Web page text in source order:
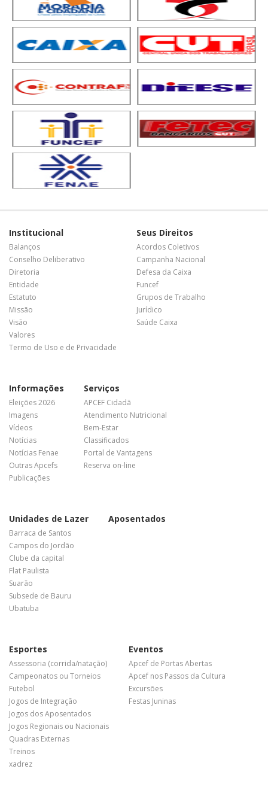
Institucional
Balanços
Conselho Deliberativo
Diretoria
Entidade
Estatuto
Missão
Visão
Valores
Termo de Uso e de Privacidade
Seus Direitos
Acordos Coletivos
Campanha Nacional
Defesa da Caixa
Funcef
Grupos de Trabalho
Jurídico
Saúde Caixa
Informações
Eleições 2026
Imagens
Vídeos
Notícias
Notícias Fenae
Outras Apcefs
Publicações
Serviços
APCEF Cidadã
Atendimento Nutricional
Bem-Estar
Classificados
Portal de Vantagens
Reserva on-line
Unidades de Lazer
Barraca de Santos
Campos do Jordão
Clube da capital
Flat Paulista
Suarão
Subsede de Bauru
Ubatuba
Aposentados
Esportes
Assessoria (corrida/natação)
Campeonatos ou Torneios
Futebol
Jogos de Integração
Jogos dos Aposentados
Jogos Regionais ou Nacionais
Quadras Externas
Treinos
xadrez
Eventos
Apcef de Portas Abertas
Apcef nos Passos da Cultura
Excursões
Festas Juninas